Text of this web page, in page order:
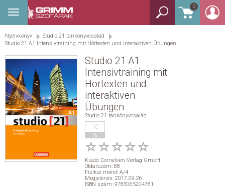
0
Toggle
navigation
Nyelvkönyv
Studio 21 tankönyvcsalád
Studio 21 A1 Intensivtraining mit Hörtexten und interaktiven Übungen
Studio 21 A1
Intensivtraining mit
Hörtexten und
interaktiven
Übungen
Studio 21 tankönyvcsalád
10
%
Kiadó: Cornelsen Verlag GmbH,
Oldalszám: 88
Fizikai méret: A/4
Megjelenés: 2017.09.26.
ISBN szám: 9783065204781
BEJELENTKEZÉS
TANULÓSZÓTÁR
KÉPES SZÓTÁR
KÉZISZÓTÁR